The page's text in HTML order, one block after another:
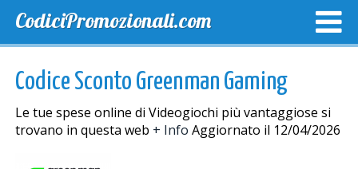
CodiciPromozionali.com
Codice Sconto Greenman Gaming
Le tue spese online di Videogiochi più vantaggiose si
trovano in questa web + Info Aggiornato il 12/04/2026